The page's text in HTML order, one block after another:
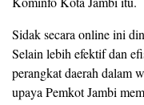
Sidak secara online ini
Selain lebih efektif dan
perangkat daerah dalam
upaya Pemkot Jambi